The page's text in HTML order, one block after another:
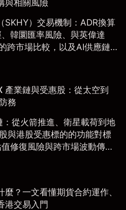
與相關風險
SKHY）交易機制：ADR換算
韓圜匯率風險、與英偉達
跨市場比較，以及AI供應鏈
投資者參考。
產業鏈與受惠股：從太空到
務
從火箭推進、衛星載荷到地
與港股受惠標的的功能對標
修復風險與跨市場波動傳
麼？一文看懂期貨合約運作、
港交易入門